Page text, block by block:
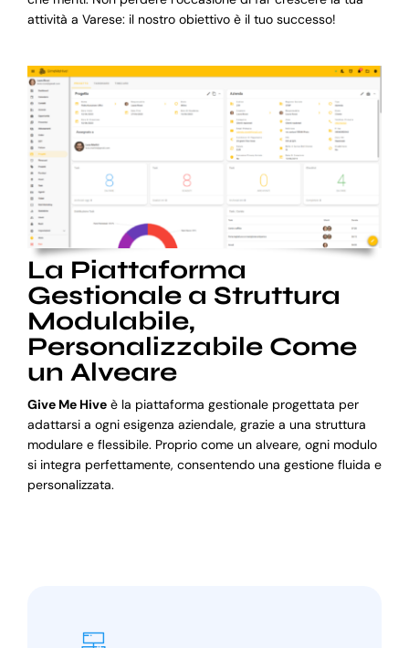
attività a Varese: il nostro obiettivo è il tuo successo!
La Piattaforma
Gestionale a Struttura
Modulabile,
Personalizzabile Come
un Alveare
Give Me Hiveè la piattaforma gestionale progettata per
adattarsi a ogni esigenza aziendale, grazie a una struttura
modulare e flessibile. Proprio come un alveare, ogni modulo
si integra perfettamente, consentendo una gestione fluida e
personalizzata.